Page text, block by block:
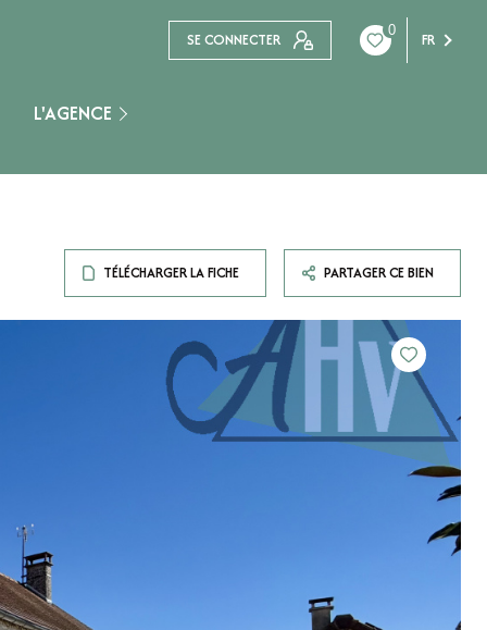
SE CONNECTER 0 FR
L'AGENCE
TÉLÉCHARGER LA FICHE PARTAGER CE BIEN